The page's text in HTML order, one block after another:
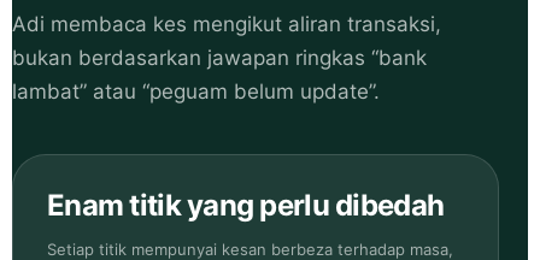
Adi membaca kes mengikut aliran transaksi,
bukan berdasarkan jawapan ringkas “bank
lambat” atau “peguam belum update”.
Enam titik yang perlu dibedah
Setiap titik mempunyai kesan berbeza terhadap masa,